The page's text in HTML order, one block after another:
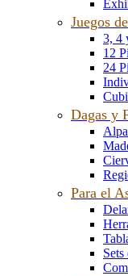
Juegos
3, 4
12
24
Dagas y
Para el